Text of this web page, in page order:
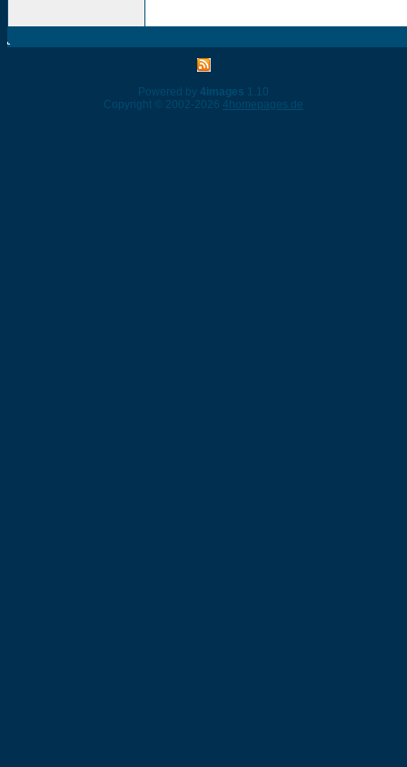
Powered by 4images 1.10
Copyright © 2002-2026 4homepages.de